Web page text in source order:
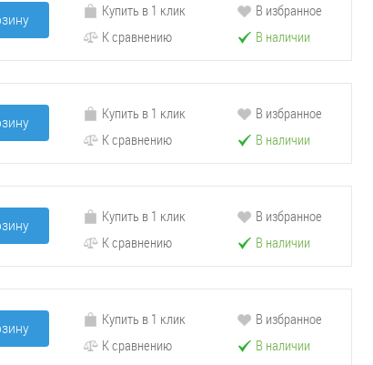
Купить в 1 клик
К сравнению
В избранное
В наличии
Купить в 1 клик
К сравнению
В избранное
В наличии
Купить в 1 клик
К сравнению
В избранное
В наличии
Купить в 1 клик
К сравнению
В избранное
В наличии